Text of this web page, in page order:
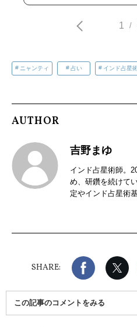
1 /
ニャンティ 占い インド占星
AUTHOR
吉野まゆ
インド占星術師。
め、研鑽を続けて
定やインド占星術
ガ手帳の制作販売
SHARE:
Facebook
この記事のコメントをみる